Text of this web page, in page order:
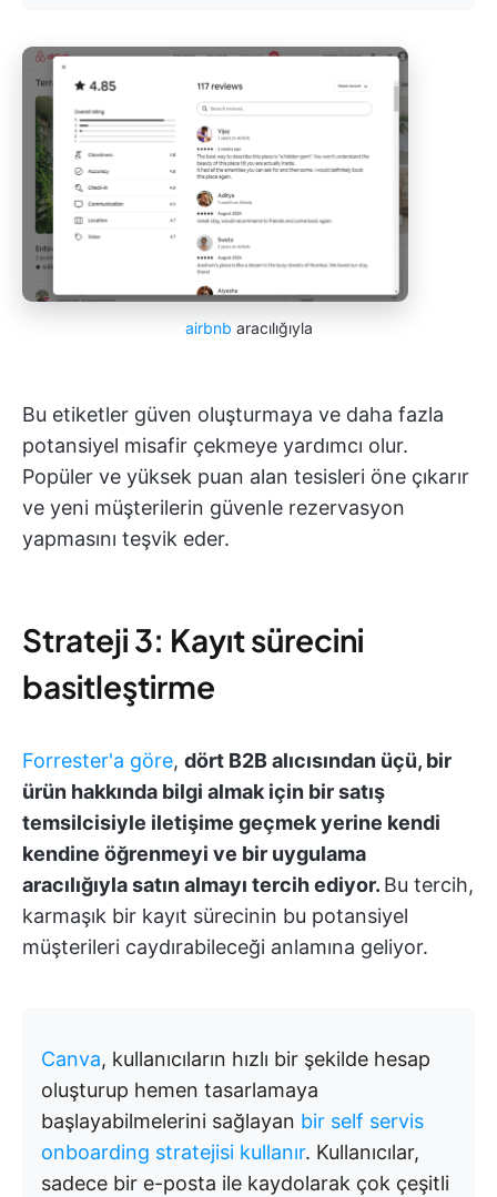
airbnb aracılığıyla
Bu etiketler güven oluşturmaya ve daha fazla
potansiyel misafir çekmeye yardımcı olur.
Popüler ve yüksek puan alan tesisleri öne çıkarır
ve yeni müşterilerin güvenle rezervasyon
yapmasını teşvik eder.
Strateji 3: Kayıt sürecini
basitleştirme
Forrester'a göre, dört B2B alıcısından üçü, bir
ürün hakkında bilgi almak için bir satış
temsilcisiyle iletişime geçmek yerine kendi
kendine öğrenmeyi ve bir uygulama
aracılığıyla satın almayı tercih ediyor. Bu tercih,
karmaşık bir kayıt sürecinin bu potansiyel
müşterileri caydırabileceği anlamına geliyor.
Canva, kullanıcıların hızlı bir şekilde hesap
oluşturup hemen tasarlamaya
başlayabilmelerini sağlayan bir self servis
onboarding stratejisi kullanır. Kullanıcılar,
sadece bir e-posta ile kaydolarak çok çeşitli